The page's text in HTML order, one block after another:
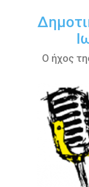
περιεχόμενο
Ο ήχος